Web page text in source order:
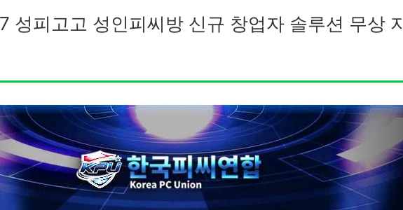
성피고고 성인피씨방 신규 창업자 솔루션 무상